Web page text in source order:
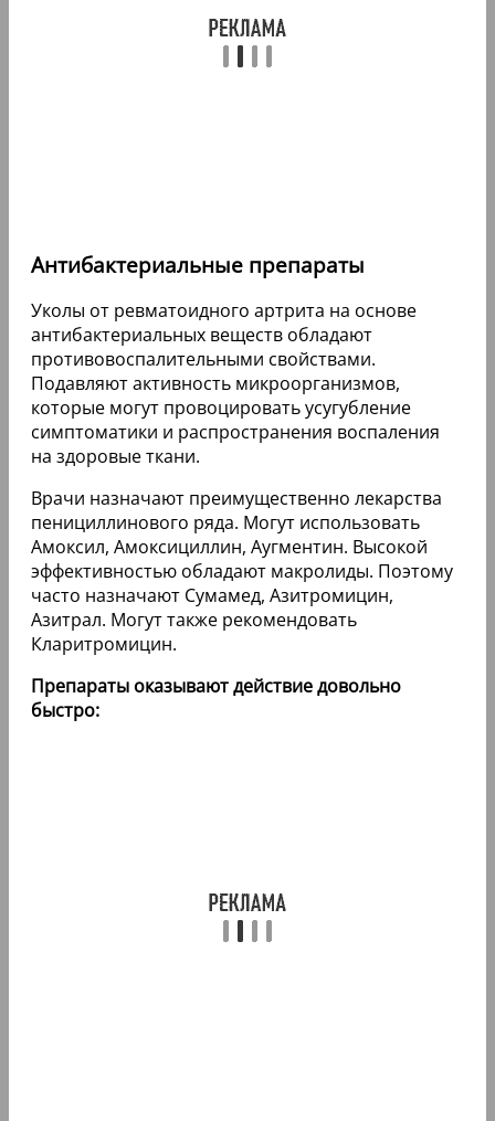
Антибактериальные препараты
Уколы от ревматоидного артрита на основе
антибактериальных веществ обладают
противовоспалительными свойствами.
Подавляют активность микроорганизмов,
которые могут провоцировать усугубление
симптоматики и распространения воспаления
на здоровые ткани.
Врачи назначают преимущественно лекарства
пенициллинового ряда. Могут использовать
Амоксил, Амоксициллин, Аугментин. Высокой
эффективностью обладают макролиды. Поэтому
часто назначают Сумамед, Азитромицин,
Азитрал. Могут также рекомендовать
Кларитромицин.
Препараты оказывают действие довольно
быстро: